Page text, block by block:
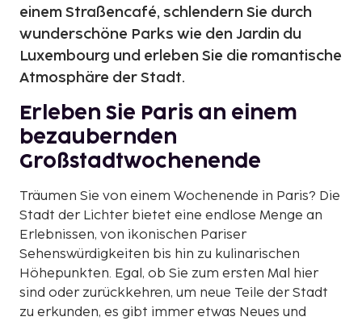
einem Straßencafé, schlendern Sie durch
wunderschöne Parks wie den Jardin du
Luxembourg und erleben Sie die romantische
Atmosphäre der Stadt.
Erleben Sie Paris an einem
bezaubernden
Großstadtwochenende
Träumen Sie von einem Wochenende in Paris? Die
Stadt der Lichter bietet eine endlose Menge an
Erlebnissen, von ikonischen Pariser
Sehenswürdigkeiten bis hin zu kulinarischen
Höhepunkten. Egal, ob Sie zum ersten Mal hier
sind oder zurückkehren, um neue Teile der Stadt
zu erkunden, es gibt immer etwas Neues und